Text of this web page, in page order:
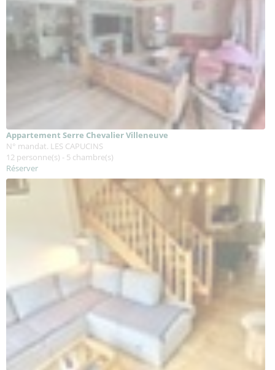
Appartement Serre Chevalier Villeneuve
N° mandat. LES CAPUCINS
12 personne(s) - 5 chambre(s)
Réserver